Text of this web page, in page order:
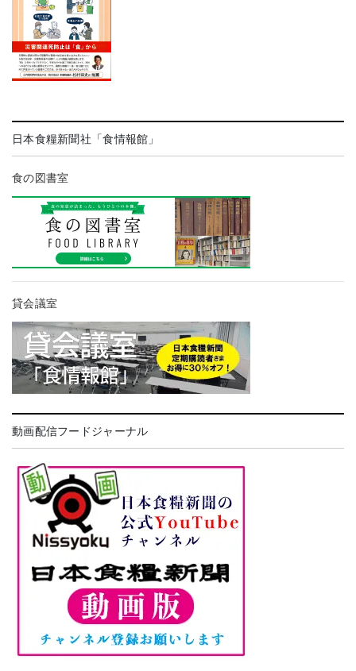
日本食糧新聞社「食情報館」
食の図書室
貸会議室
動画配信フードジャーナル